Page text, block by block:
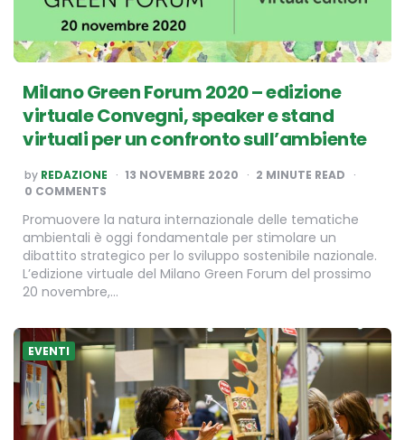
Milano Green Forum 2020 – edizione
virtuale Convegni, speaker e stand
virtuali per un confronto sull’ambiente
POSTED
BY
by REDAZIONE 13 NOVEMBRE 2020 2 MINUTE READ
0 COMMENTS
Promuovere la natura internazionale delle tematiche
ambientali è oggi fondamentale per stimolare un
dibattito strategico per lo sviluppo sostenibile nazionale.
L’edizione virtuale del Milano Green Forum del prossimo
20 novembre,…
EVENTI